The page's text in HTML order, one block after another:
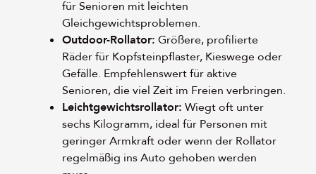
für Senioren mit leichten
Gleichgewichtsproblemen.
Outdoor-Rollator: Größere, profilierte
Räder für Kopfsteinpflaster, Kieswege oder
Gefälle. Empfehlenswert für aktive
Senioren, die viel Zeit im Freien verbringen.
Leichtgewichtsrollator: Wiegt oft unter
sechs Kilogramm, ideal für Personen mit
geringer Armkraft oder wenn der Rollator
regelmäßig ins Auto gehoben werden